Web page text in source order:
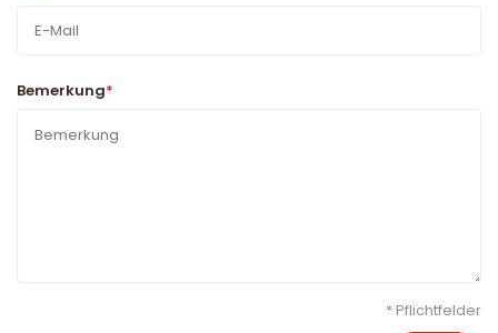
Bemerkung*
* Pflichtfelder